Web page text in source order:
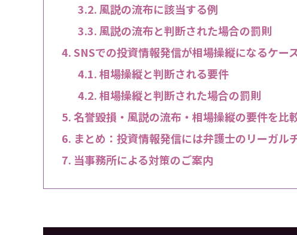
風説の流布に該当する例
風説の流布と判断された場合の罰則
SNSでの投資情報発信が相場操縦になるケー
相場操縦と判断される要件
相場操縦と判断された場合の罰則
名誉毀損・風説の流布・相場操縦の要件を比
まとめ：投資情報発信には弁護士のリーガル
当事務所による対策のご案内